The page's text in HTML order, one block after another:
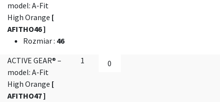
model: A-Fit
High Orange [
AFITHO46 ]
Rozmiar: 46
ACTIVE GEAR® –
model: A-Fit
High Orange [
AFITHO47 ]
1